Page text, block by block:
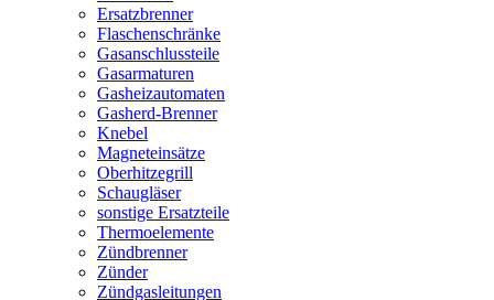
Ersatzbrenner
Flaschenschränke
Gasanschlussteile
Gasarmaturen
Gasheizautomaten
Gasherd-Brenner
Knebel
Magneteinsätze
Oberhitzegrill
Schaugläser
sonstige Ersatzteile
Thermoelemente
Zündbrenner
Zünder
Zündgasleitungen